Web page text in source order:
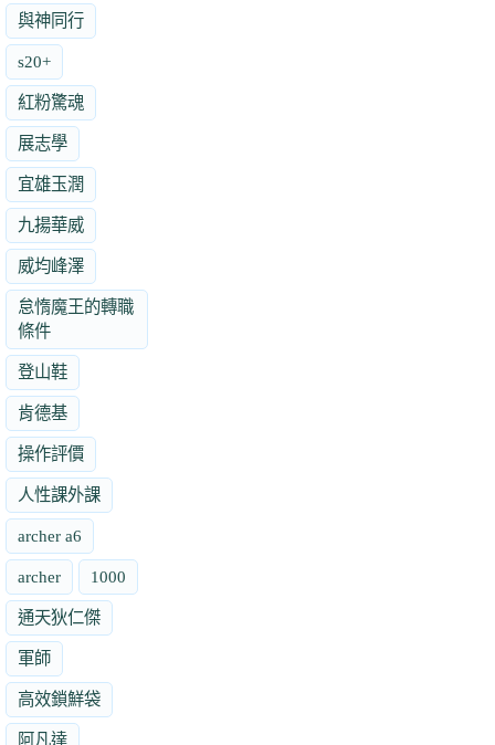
與神同行
s20+
紅粉驚魂
展志學
宜雄玉潤
九揚華威
威均峰澤
怠惰魔王的轉職
條件
登山鞋
肯德基
操作評價
人性課外課
archer a6
archer 1000
通天狄仁傑
軍師
高效鎖鮮袋
阿凡達